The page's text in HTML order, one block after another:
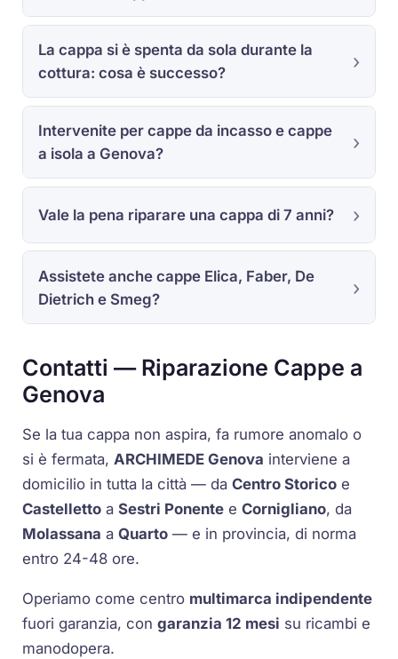
La cappa si è spenta da sola durante la
cottura: cosa è successo?
Intervenite per cappe da incasso e cappe
a isola a Genova?
Vale la pena riparare una cappa di 7 anni?
Assistete anche cappe Elica, Faber, De
Dietrich e Smeg?
Contatti — Riparazione Cappe a
Genova
Se la tua cappa non aspira, fa rumore anomalo o
si è fermata,ARCHIMEDE Genova interviene a
domicilio in tutta la città — daCentro Storico e
Castelletto aSestri Ponente eCornigliano, da
Molassana aQuarto — e in provincia, di norma
entro 24-48 ore.
Operiamo come centro multimarca indipendente
fuori garanzia, congaranzia 12 mesi su ricambi e
manodopera.